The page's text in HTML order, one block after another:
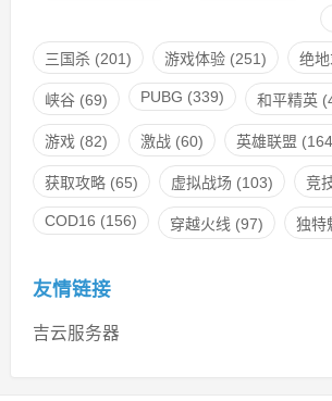
三国杀(201) 游戏体验(251) 绝
峡谷(69) PUBG (339) 和平精英
游戏 (82) 激战(60) 英雄联盟
获取攻略(65) 虚拟战场 (103) 竞
COD16 (156) 穿越火线 (97) 独特
友情链接
吉云服务器